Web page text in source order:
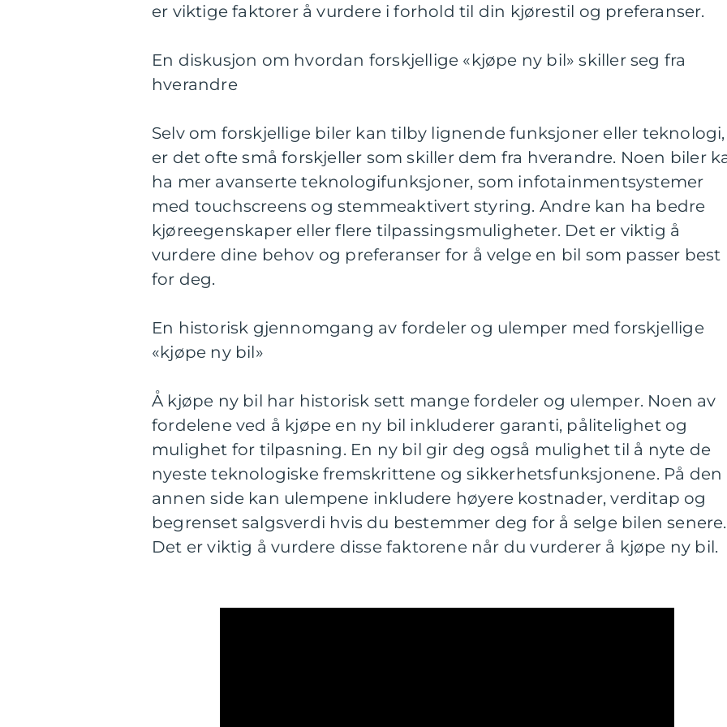
er viktige faktorer å vurdere i forhold til din kjørestil og preferanser.
En diskusjon om hvordan forskjellige «kjøpe ny bil» skiller seg fra
hverandre
Selv om forskjellige biler kan tilby lignende funksjoner eller teknologi,
er det ofte små forskjeller som skiller dem fra hverandre. Noen biler
ha mer avanserte teknologifunksjoner, som infotainmentsystemer
med touchscreens og stemmeaktivert styring. Andre kan ha bedre
kjøreegenskaper eller flere tilpassingsmuligheter. Det er viktig å
vurdere dine behov og preferanser for å velge en bil som passer best
for deg.
En historisk gjennomgang av fordeler og ulemper med forskjellige
«kjøpe ny bil»
Å kjøpe ny bil har historisk sett mange fordeler og ulemper. Noen av
fordelene ved å kjøpe en ny bil inkluderer garanti, pålitelighet og
mulighet for tilpasning. En ny bil gir deg også mulighet til å nyte de
nyeste teknologiske fremskrittene og sikkerhetsfunksjonene. På den
annen side kan ulempene inkludere høyere kostnader, verditap og
begrenset salgsverdi hvis du bestemmer deg for å selge bilen senere.
Det er viktig å vurdere disse faktorene når du vurderer å kjøpe ny bil.